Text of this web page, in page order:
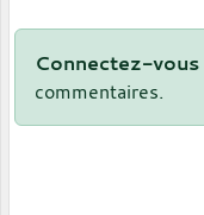
Connectez-vous
commentaires.